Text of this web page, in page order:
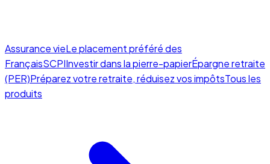
Assurance vieLe placement préféré des
FrançaisSCPIInvestir dans la pierre-papierÉpargne retraite
(PER)Préparez votre retraite, réduisez vos impôtsTous les
produits